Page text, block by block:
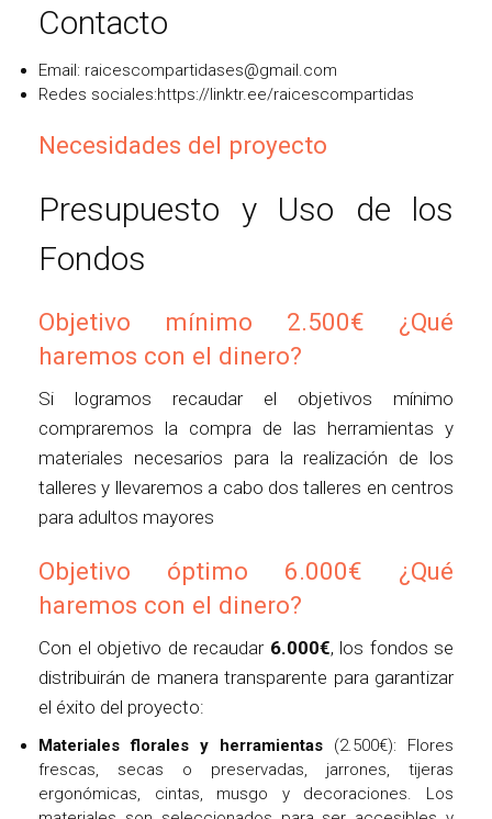
Contacto
Email: raicescompartidases@gmail.com
Redes sociales:https://linktr.ee/raicescompartidas
Necesidades del proyecto
Presupuesto y Uso de los
Fondos
Objetivo mínimo 2.500€ ¿Qué
haremos con el dinero?
Si logramos recaudar el objetivos mínimo
compraremos la compra de las herramientas y
materiales necesarios para la realización de los
talleres y llevaremos a cabo dos talleres en centros
para adultos mayores
Objetivo óptimo 6.000€ ¿Qué
haremos con el dinero?
Con el objetivo de recaudar 6.000€, los fondos se
distribuirán de manera transparente para garantizar
el éxito del proyecto:
Materiales florales y herramientas (2.500€): Flores
frescas, secas o preservadas, jarrones, tijeras
ergonómicas, cintas, musgo y decoraciones. Los